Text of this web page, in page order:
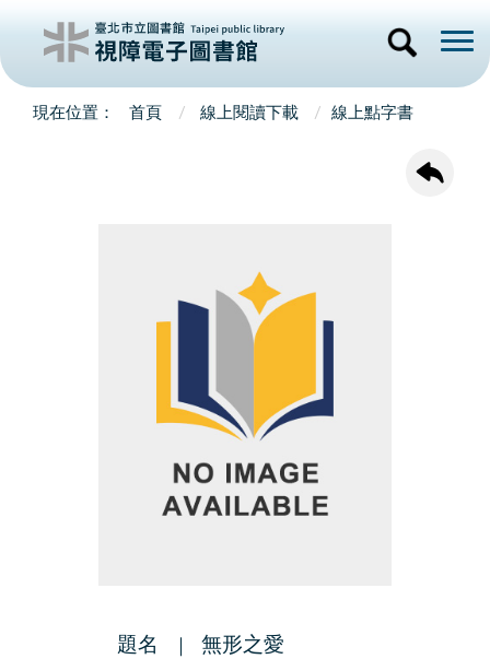
首頁 線上閱讀下載 線上點字書
題名 無形之愛